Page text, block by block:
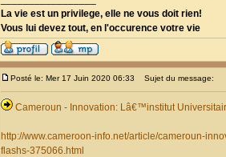
La vie est un privilege, elle ne vous doit rien!
Vous lui devez tout, en l'occurence votre vie
Posté le: Mer 17 Juin 2020 06:33 Sujet du message:
Cameroun - Innovation: Lâ€™institut
http://www.cameroon-info.net/article/cameroun-
flashs-375066.html